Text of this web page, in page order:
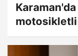
motosikletli